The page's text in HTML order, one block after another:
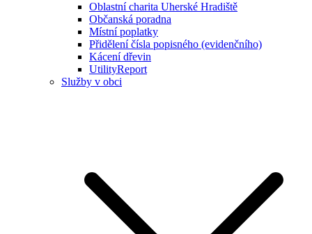
Oblastní charita Uherské Hradiště
Občanská poradna
Místní poplatky
Přidělení čísla popisného (evidenčního)
Kácení dřevin
UtilityReport
Služby v obci